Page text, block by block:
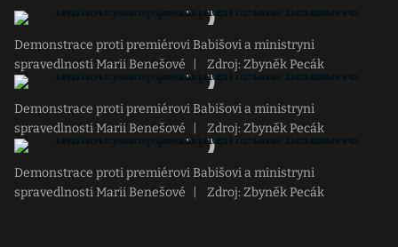
Demonstrace proti premiérovi Babišovi a ministryni
spravedlnosti Marii Benešové
Zdroj: Zbyněk Pecák
Demonstrace proti premiérovi Babišovi a ministryni
spravedlnosti Marii Benešové
Zdroj: Zbyněk Pecák
Demonstrace proti premiérovi Babišovi a ministryni
spravedlnosti Marii Benešové
Zdroj: Zbyněk Pecák